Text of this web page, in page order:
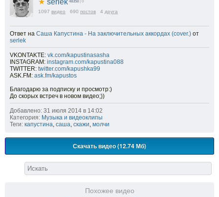
48358 | 0
1097 видео 690 постов 4 друга
Ответ на Саша Капустина - На заключительных аккордах (cover.) от
serlek
VKONTAKTE: vk.com/kapustinasasha
INSTAGRAM: instagram.com/kapustina088
TWITTER: twitter.com/kapushka99
ASK.FM: ask.fm/kapustos
Благодарю за подписку и просмотр:)
До скорых встреч в новом видео;))
Добавлено: 31 июля 2014 в 14:02
Категория: Музыка и видеоклипы
Теги: капустина саша скажи молчи
Скачать видео (12.74 Мб)
Похожее видео